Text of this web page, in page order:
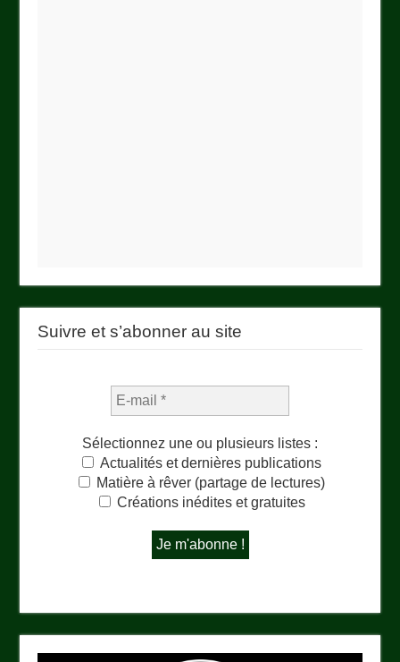
Suivre et s’abonner au site
Sélectionnez une ou plusieurs listes :
Actualités et dernières publications
Matière à rêver (partage de lectures)
Créations inédites et gratuites